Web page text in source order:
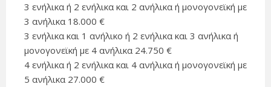
3 ενήλικα ή 2 ενήλικα και 2 ανήλικα ή μονογονεϊκή με
3 ανήλικα 18.000 €
3 ενήλικα και 1 ανήλικο ή 2 ενήλικα και 3 ανήλικα ή
μονογονεϊκή με 4 ανήλικα 24.750 €
4 ενήλικα ή 2 ενήλικα και 4 ανήλικα ή μονογονεϊκή με
5 ανήλικα 27.000 €